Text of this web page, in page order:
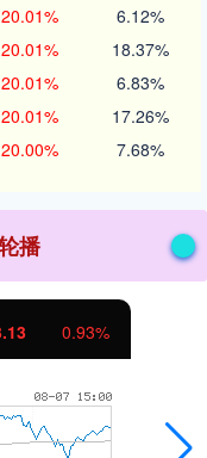
20.01% 6.12%
20.01% 18.37%
20.01% 6.83%
20.01% 17.26%
20.00% 7.68%
播
1.01%